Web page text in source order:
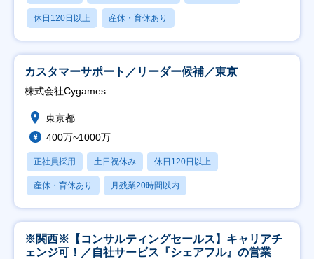
休日120日以上 産休・育休あり
カスタマーサポート／リーダー候補／東京
株式会社Cygames
東京都
400万~1000万
正社員採用 土日祝休み 休日120日以上
産休・育休あり 月残業20時間以内
※関西※【コンサルティングセールス】キャリアチ
ェンジ可！／自社サービス『シェアフル』の営業